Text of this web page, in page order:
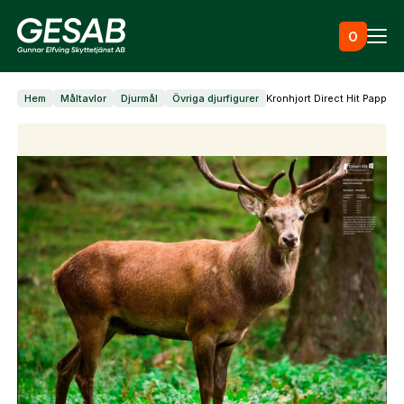
0
Ammunition
Utrustning
Jaktkläder & skor
Måltavlor
Hem Måltavlor Djurmål Övriga djurfigurer Kronhjort Direct Hit Papper